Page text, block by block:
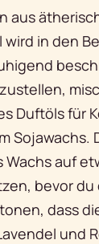
aus
wird in den
Duftöls für
Sojawachs.
auf
bevor du
dass
und